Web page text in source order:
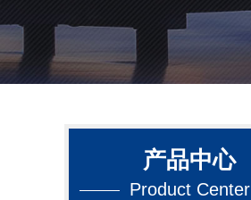
产品中心
Product Center